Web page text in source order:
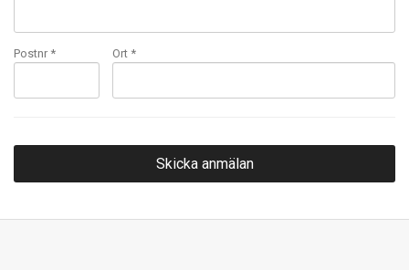
Postnr * Ort *